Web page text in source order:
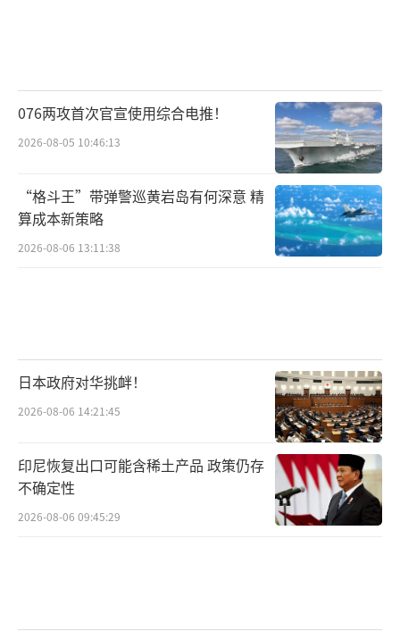
076两攻首次官宣使用综合电推！
2026-08-05 10:46:13
“格斗王”带弹警巡黄岩岛有何深意 精
算成本新策略
2026-08-06 13:11:38
日本政府对华挑衅！
2026-08-06 14:21:45
印尼恢复出口可能含稀土产品 政策仍存
不确定性
2026-08-06 09:45:29